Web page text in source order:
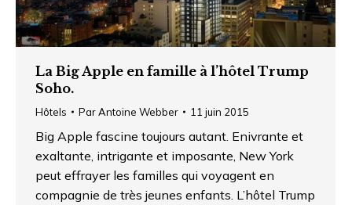
La Big Apple en famille à l’hôtel Trump
Soho.
Hôtels ParAntoine Webber 11 juin 2015
Big Apple fascine toujours autant. Enivrante et
exaltante, intrigante et imposante, New York
peut effrayer les familles qui voyagent en
compagnie de très jeunes enfants. L’hôtel Trump